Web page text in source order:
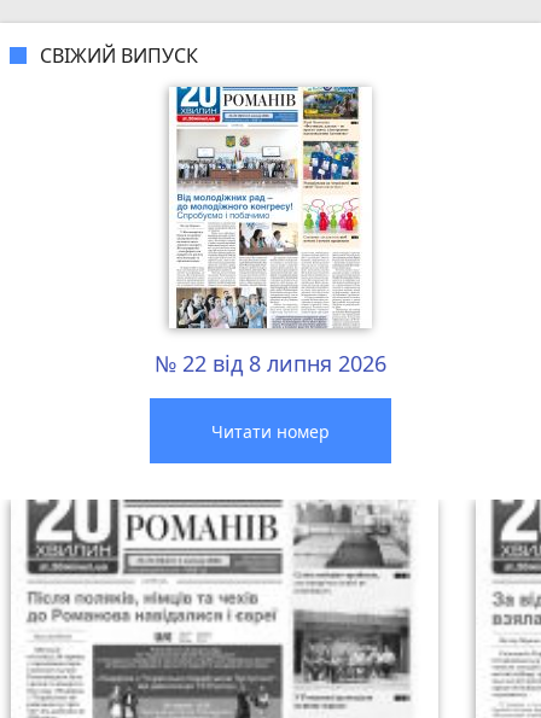
СВІЖИЙ ВИПУСК
№ 22 від 8 липня 2026
Читати номер